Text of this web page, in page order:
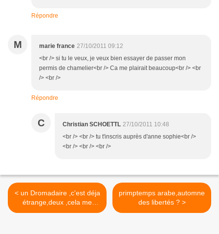
Répondre
M marie france 27/10/2011 09:12
<br /> si tu le veux, je veux bien essayer de passer mon
permis de chamelier<br /> Ca me plairait beaucoup<br /> <br
/> <br />
Répondre
C Christian SCHOETTL 27/10/2011 10:48
<br /> <br /> tu t'inscris auprès d'anne sophie<br />
<br /> <br /> <br />
< un Dromadaire ,c'est déja
étrange,deux ,cela me
comble
primptemps arabe,automne
des libertés ? >